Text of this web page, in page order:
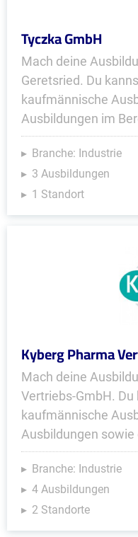
Tyczka GmbH
Mach deine
Geretsried. Du
kaufmännische
Ausbildungen im
Branche: Industrie
3 Ausbildungen
1 Standort
Kyberg Pharma
Mach deine
Vertriebs-GmbH.
kaufmännische
Ausbildungen sowie
Branche: Industrie
4 Ausbildungen
2 Standorte